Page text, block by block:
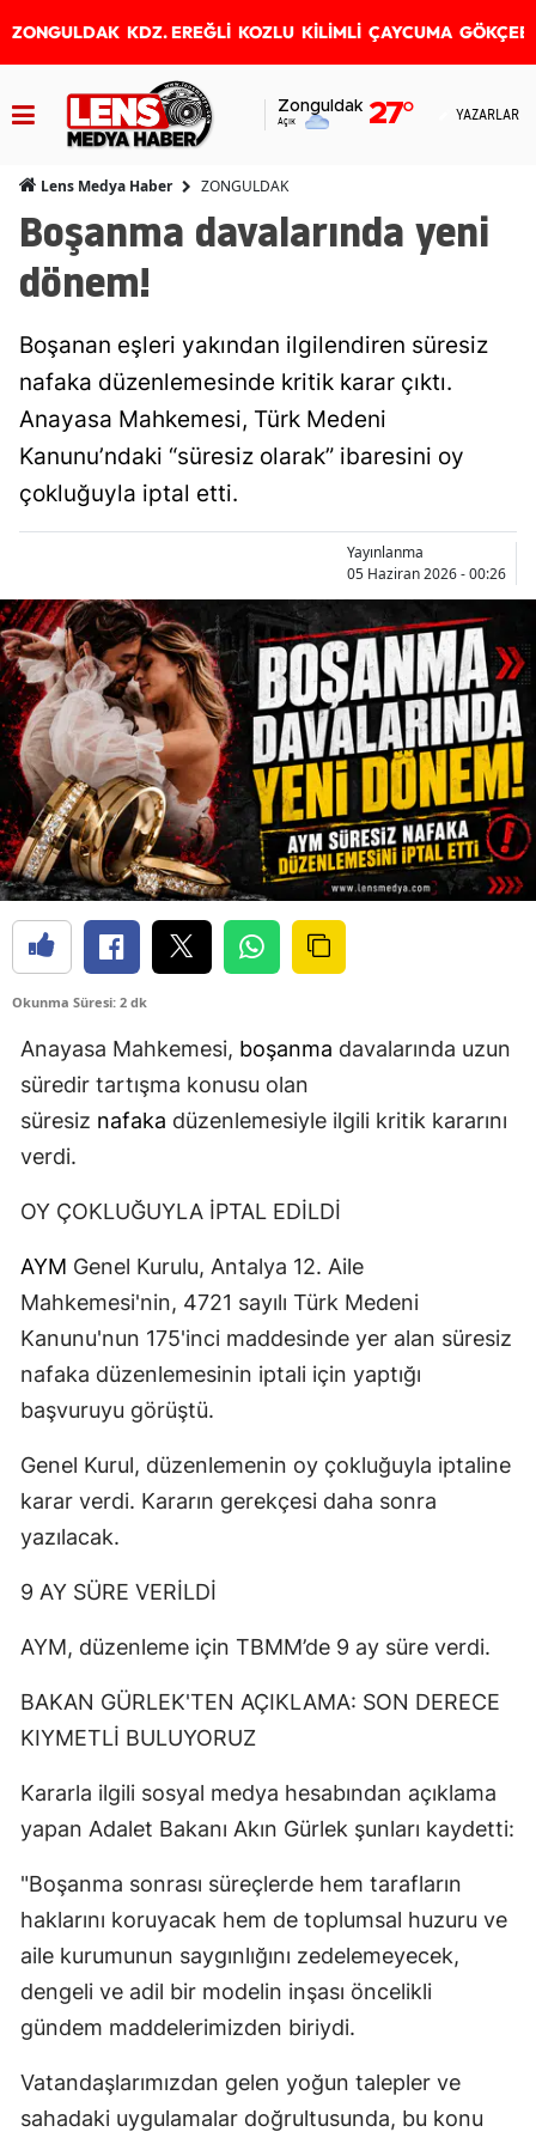
ZONGULDAK KDZ. EREĞLİ KOZLU KİLİMLİ ÇAYCUMA
Zonguldak
Açık 27° YAZARLAR
Lens Medya Haber ZONGULDAK
Boşanma davalarında yeni
dönem!
Boşanan eşleri yakından ilgilendiren süresiz
nafaka düzenlemesinde kritik karar çıktı.
Anayasa Mahkemesi, Türk Medeni
Kanunu’ndaki “süresiz olarak” ibaresini oy
çokluğuyla iptal etti.
Yayınlanma
05 Haziran 2026 - 00:26
Okunma Süresi: 2 dk
Anayasa Mahkemesi, boşanma davalarında uzun
süredir tartışma konusu olan
süresiz nafaka düzenlemesiyle ilgili kritik kararını
verdi.
OY ÇOKLUĞUYLA İPTAL EDİLDİ
AYM Genel Kurulu, Antalya 12. Aile
Mahkemesi'nin, 4721 sayılı Türk Medeni
Kanunu'nun 175'inci maddesinde yer alan süresiz
nafaka düzenlemesinin iptali için yaptığı
başvuruyu görüştü.
Genel Kurul, düzenlemenin oy çokluğuyla iptaline
karar verdi. Kararın gerekçesi daha sonra
yazılacak.
9 AY SÜRE VERİLDİ
AYM, düzenleme için TBMM’de 9 ay süre verdi.
BAKAN GÜRLEK'TEN AÇIKLAMA: SON DERECE
KIYMETLİ BULUYORUZ
Kararla ilgili sosyal medya hesabından açıklama
yapan Adalet Bakanı Akın Gürlek şunları kaydetti:
"Boşanma sonrası süreçlerde hem tarafların
haklarını koruyacak hem de toplumsal huzuru ve
aile kurumunun saygınlığını zedelemeyecek,
dengeli ve adil bir modelin inşası öncelikli
gündem maddelerimizden biriydi.
Vatandaşlarımızdan gelen yoğun talepler ve
sahadaki uygulamalar doğrultusunda, bu konu